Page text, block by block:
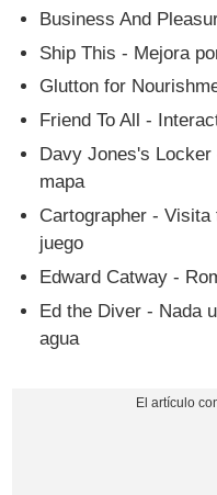
Business And
Ship This - Mejora
Glutton for
Friend To All -
Davy Jones's
mapa
Cartographer -
juego
Edward Catway -
Ed the Diver - Nada
agua